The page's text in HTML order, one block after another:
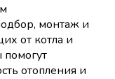
монтаж и
от котла и
отопления и